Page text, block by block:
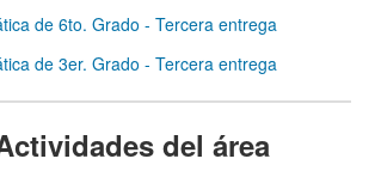
de 6to. Grado - Tercera entrega
de 3er. Grado - Tercera entrega
del área